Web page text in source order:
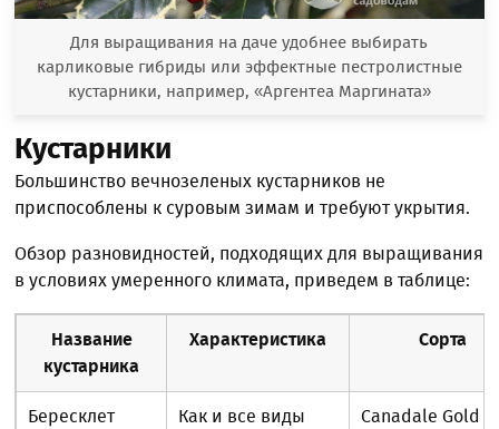
Для выращивания на даче удобнее выбирать
карликовые гибриды или эффектные пестролистные
кустарники, например, «Аргентеа Маргината»
Кустарники
Большинство вечнозеленых кустарников не
приспособлены к суровым зимам и требуют укрытия.
Обзор разновидностей, подходящих для выращивания
в условиях умеренного климата, приведем в таблице:
Название
кустарника
Характеристика Сорта
Бересклет
Как и все виды
Canadale Gold с